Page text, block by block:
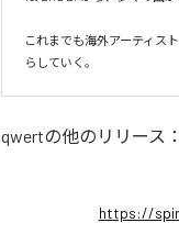
これまでも海外アーティス
らしていく。
qwertの他のリリース：
https://